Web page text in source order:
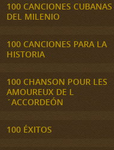
100 CANCIONES CUBANAS
DEL MILENIO
100 CANCIONES PARA LA
HISTORIA
100 CHANSON POUR LES
AMOUREUX DE L
´ACCORDEÓN
100 ÉXITOS